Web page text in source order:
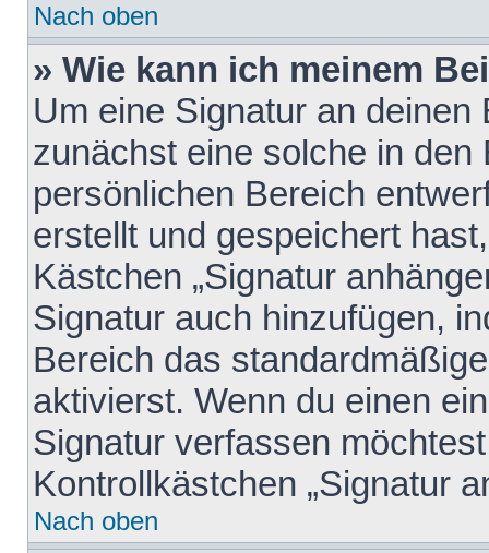
Nach oben
» Wie kann ich meinem
Um eine Signatur an
zunächst eine solche in den
persönlichen Bereich
erstellt und gespeichert
Kästchen „Signatur
Signatur auch hinzufügen,
Bereich das
aktivierst. Wenn du einen
Signatur verfassen
Kontrollkästchen „Signatur
Nach oben